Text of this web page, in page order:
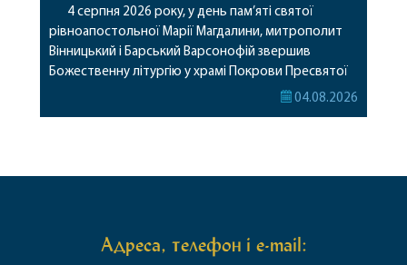
4 серпня 2026 року, у день пам’яті святої
рівноапостольної Марії Магдалини, митрополит
Вінницький і Барський Варсонофій звершив
Божественну літургію у храмі Покрови Пресвятої
Богородиці села Терешки Барського благочиння.
04.08.2026
Адреса, телефон і e-mail: